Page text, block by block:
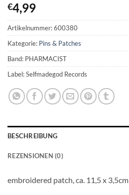
€4,99
Artikelnummer:600380
Kategorie: Pins & Patches
Band: PHARMACIST
Label: Selfmadegod Records
BESCHREIBUNG
REZENSIONEN (0)
embroidered patch, ca. 11,5 x 3,5cm